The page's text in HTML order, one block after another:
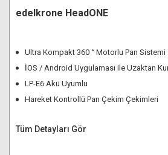
edelkrone HeadONE
Ultra Kompakt 360 ° Motorlu Pan Sistemi
İOS / Android Uygulaması ile Uzaktan
LP-E6 Akü Uyumlu
Hareket Kontrollü Pan Çekim Çekimleri
Tüm Detayları Gör